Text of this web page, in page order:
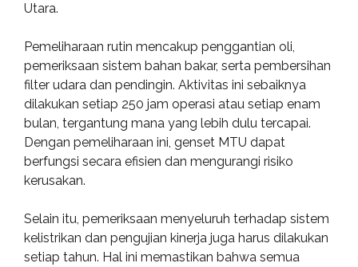
Utara.
Pemeliharaan rutin mencakup penggantian oli,
pemeriksaan sistem bahan bakar, serta pembersihan
filter udara dan pendingin. Aktivitas ini sebaiknya
dilakukan setiap 250 jam operasi atau setiap enam
bulan, tergantung mana yang lebih dulu tercapai.
Dengan pemeliharaan ini, genset MTU dapat
berfungsi secara efisien dan mengurangi risiko
kerusakan.
Selain itu, pemeriksaan menyeluruh terhadap sistem
kelistrikan dan pengujian kinerja juga harus dilakukan
setiap tahun. Hal ini memastikan bahwa semua